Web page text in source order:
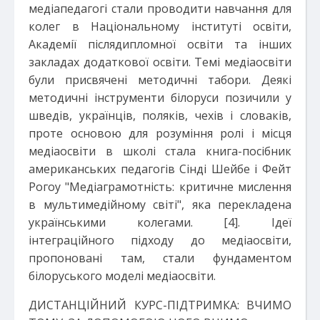
медіапедагогі стали проводити навчання для
колег в Національному інституті освіти,
Академії післядипломної освіти та інших
закладах додаткової освіти. Темі медіаосвіти
були присвячені методичні табори. Деякі
методичні інструменти білоруси позичили у
шведів, українців, поляків, чехів і словаків,
проте основою для розуміння ролі і місця
медіаосвіти в школі стала книга-посібник
американських педагогів Сінді Шейбе і Фейт
Рогоу "Медіаграмотність: критичне мислення
в мультимедійному світі", яка перекладена
українськими колегами. [4]. Ідеї
інтеграційного підходу до медіаосвіти,
пропоновані там, стали фундаментом
білоруського моделі медіаосвіти.
ДИСТАНЦІЙНИЙ КУРС-ПІДТРИМКА: ВЧИМО